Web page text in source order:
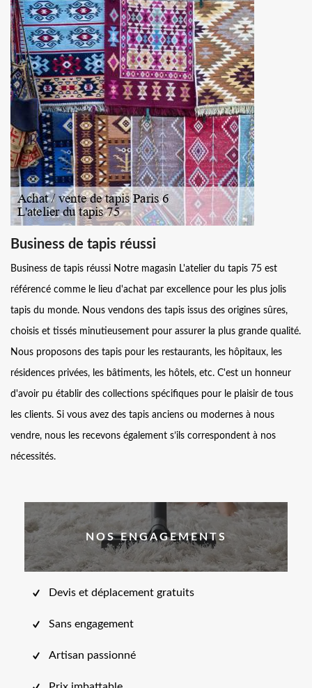
Business de tapis réussi
Business de tapis réussi Notre magasin L'atelier du tapis 75 est
référencé comme le lieu d'achat par excellence pour les plus jolis
tapis du monde. Nous vendons des tapis issus des origines sûres,
choisis et tissés minutieusement pour assurer la plus grande qualité.
Nous proposons des tapis pour les restaurants, les hôpitaux, les
résidences privées, les bâtiments, les hôtels, etc. C'est un honneur
d'avoir pu établir des collections spécifiques pour le plaisir de tous
les clients. Si vous avez des tapis anciens ou modernes à nous
vendre, nous les recevons également s’ils correspondent à nos
nécessités.
NOS ENGAGEMENTS
Devis et déplacement gratuits
Sans engagement
Artisan passionné